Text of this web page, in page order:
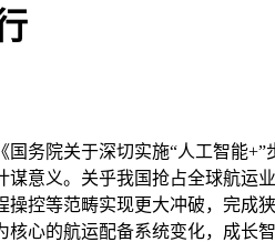
院关于深切实施“人工智能+”
意义。关乎我国抢占全球航运
操控等范畴实现更大冲破，完
心的航运配备系统变化，成长